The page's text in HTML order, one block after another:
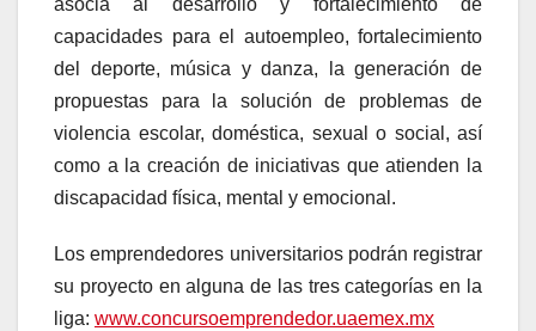
asocia al desarrollo y fortalecimiento de
capacidades para el autoempleo, fortalecimiento
del deporte, música y danza, la generación de
propuestas para la solución de problemas de
violencia escolar, doméstica, sexual o social, así
como a la creación de iniciativas que atienden la
discapacidad física, mental y emocional.
Los emprendedores universitarios podrán registrar
su proyecto en alguna de las tres categorías en la
liga: www.concursoemprendedor.uaemex.mx